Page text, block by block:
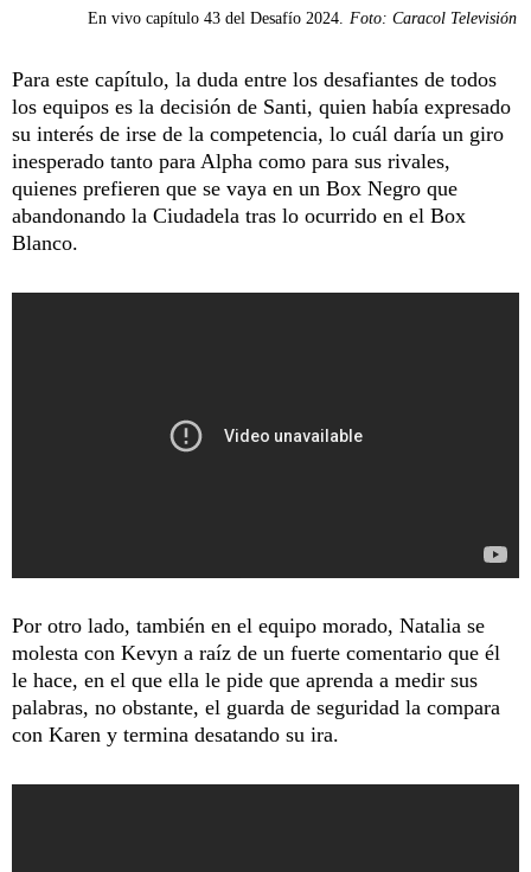
En vivo capítulo 43 del Desafío 2024. Foto: Caracol Televisión
Para este capítulo, la duda entre los desafiantes de todos
los equipos es la decisión de Santi, quien había expresado
su interés de irse de la competencia, lo cuál daría un giro
inesperado tanto para Alpha como para sus rivales,
quienes prefieren que se vaya en un Box Negro que
abandonando la Ciudadela tras lo ocurrido en el Box
Blanco.
Por otro lado, también en el equipo morado, Natalia se
molesta con Kevyn a raíz de un fuerte comentario que él
le hace, en el que ella le pide que aprenda a medir sus
palabras, no obstante, el guarda de seguridad la compara
con Karen y termina desatando su ira.